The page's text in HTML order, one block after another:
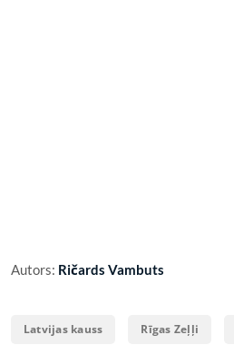
Autors: Ričards Vambuts
Latvijas kauss Rīgas Zeļļi